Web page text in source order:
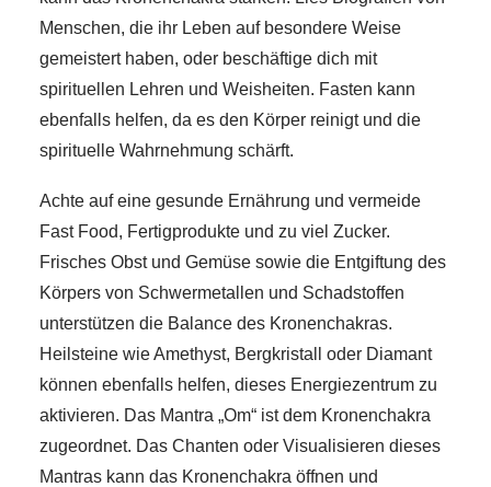
Menschen, die ihr Leben auf besondere Weise
gemeistert haben, oder beschäftige dich mit
spirituellen Lehren und Weisheiten. Fasten kann
ebenfalls helfen, da es den Körper reinigt und die
spirituelle Wahrnehmung schärft.
Achte auf eine gesunde Ernährung und vermeide
Fast Food, Fertigprodukte und zu viel Zucker.
Frisches Obst und Gemüse sowie die Entgiftung des
Körpers von Schwermetallen und Schadstoffen
unterstützen die Balance des Kronenchakras.
Heilsteine wie Amethyst, Bergkristall oder Diamant
können ebenfalls helfen, dieses Energiezentrum zu
aktivieren. Das Mantra „Om“ ist dem Kronenchakra
zugeordnet. Das Chanten oder Visualisieren dieses
Mantras kann das Kronenchakra öffnen und